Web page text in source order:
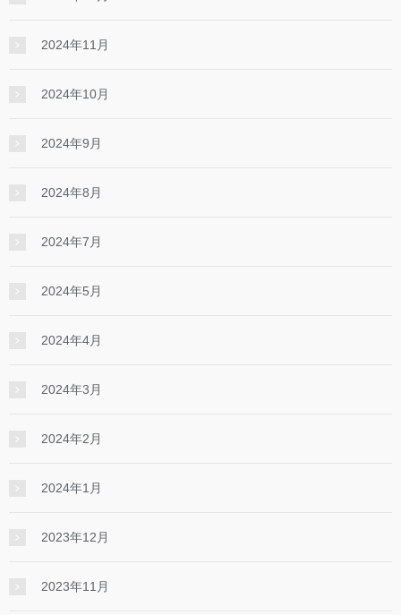
2024年11月
2024年10月
2024年9月
2024年8月
2024年7月
2024年5月
2024年4月
2024年3月
2024年2月
2024年1月
2023年12月
2023年11月